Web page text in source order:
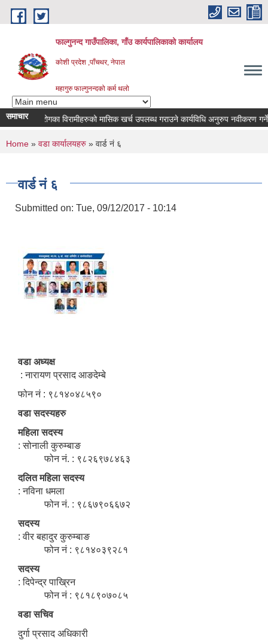
Skip to main content
फाल्गुनन्द गाउँपालिका, गाँउ कार्यपालिकाको कार्यालय
कोशी प्रदेश ,पाँचथर, नेपाल
महागुरु फाल्गुनन्दको कर्म थलो
समाचार
विभिन्न रोगका विरामीहरुको मासिक खर्च उपलब्ध गराउने कार्यविधि अनुरुप नवीकरण गर्ने
You are here
Home » वडा कार्यालयहरु » वार्ड नं ६
वार्ड नं ६
Submitted on: Tue, 09/12/2017 - 10:14
वडा अध्यक्ष
: नारायण प्रसाद आङदेम्बे
फोन नं : ९८१४०४८५९०
वडा सदस्यहरु
महिला सदस्य
: सोनाली कुरुम्बाङ
फोन नं. : ९८२६९७८४६३
दलित महिला सदस्य
: नविना धमला
फोन नं. : ९८६७९०६६७२
सदस्य
: वीर बहादुर कुरुम्बाङ
फोन नं : ९८१४०३९२८१
सदस्य
: दिपेन्द्र पाख्रिन
फोन नं : ९८१८९०७०८५
वडा सचिव
दुर्गा प्रसाद अधिकारी